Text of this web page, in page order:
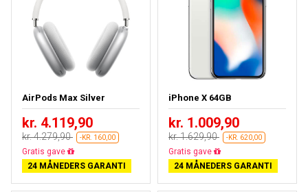
AirPods Max Silver
kr. 4.119,90
kr. 4.279,90 -KR. 160,00
Næsten udsolgt
24 MÅNEDERS GARANTI
iPhone X 64GB
kr. 1.009,90
kr. 1.629,90 -KR. 620,00
Gratis fragt
24 MÅNEDERS GARANTI